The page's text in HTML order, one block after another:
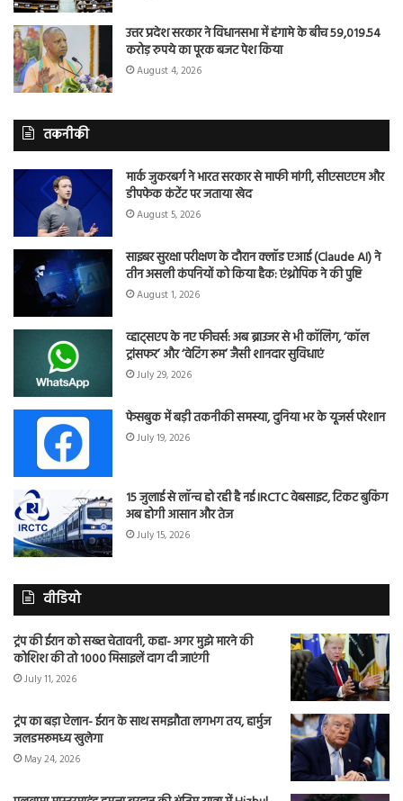
उत्तर प्रदेश सरकार ने विधानसभा में हंगामे के बीच 59,019.54
करोड़ रुपये का पूरक बजट पेश किया
August 4, 2026
तकनीकी
मार्क जुकरबर्ग ने भारत सरकार से माफी मांगी, सीएसएएम और
डीपफेक कंटेंट पर जताया खेद
August 5, 2026
साइबर सुरक्षा परीक्षण के दौरान क्लॉड एआई (Claude AI) ने
तीन असली कंपनियों को किया हैक: एंथ्रोपिक ने की पुष्टि
August 1, 2026
व्हाट्सएप के नए फीचर्स: अब ब्राउजर से भी कॉलिंग, ‘कॉल
ट्रांसफर’ और ‘वेटिंग रूम’ जैसी शानदार सुविधाएं
July 29, 2026
फेसबुक में बड़ी तकनीकी समस्या, दुनिया भर के यूजर्स परेशान
July 19, 2026
15 जुलाई से लॉन्च हो रही है नई IRCTC वेबसाइट, टिकट बुकिंग
अब होगी आसान और तेज
July 15, 2026
वीडियो
ट्रंप की ईरान को सख्त चेतावनी, कहा- अगर मुझे मारने की
कोशिश की तो 1000 मिसाइलें दाग दी जाएंगी
July 11, 2026
ट्रंप का बड़ा ऐलान- ईरान के साथ समझौता लगभग तय, हार्मुज
जलडमरूमध्य खुलेगा
May 24, 2026